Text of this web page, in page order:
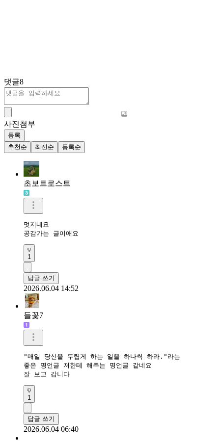
댓글8
사진첨부
등록
추천순
최신순 등록순
초보트로스트
멋지네요
공감가는 글이애요
1
답글 쓰기
2026.06.04 14:52
들꽃7
"매일 당신을 두렵게 하는 일을 하나씩 하라."라는
좋은 명언글 저한테 해주는 명언글 같네요
잘 보고 갑니다
1
답글 쓰기
2026.06.04 06:40